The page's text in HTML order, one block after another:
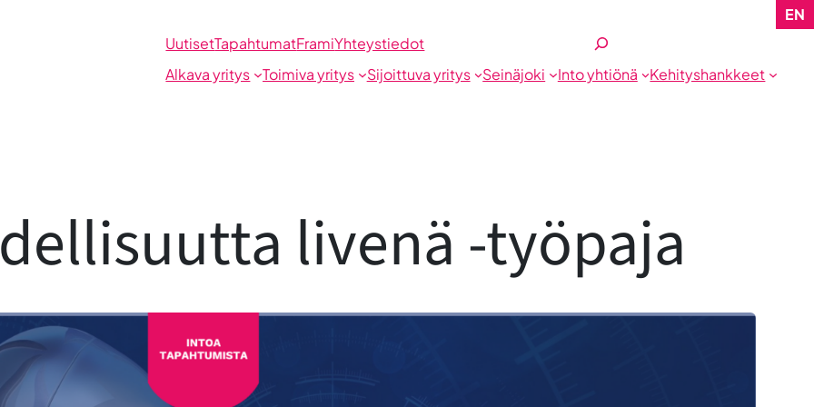
UutisetTapahtumatFramiYhteystiedot
Etsi
Alkava yritys
Toimiva yritys Sijoittuva yritys Seinäjoki Into yhtiönä Kehityshankkeet
EN
livenä -työpaja